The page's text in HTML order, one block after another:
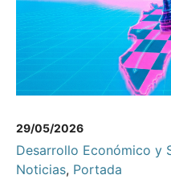
29/05/2026
Desarrollo Económico y
Noticias, Portada